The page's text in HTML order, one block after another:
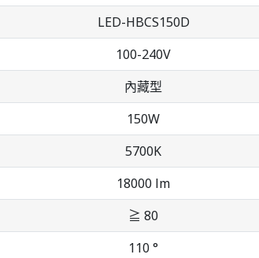
LED-HBCS150D
100-240V
內藏型
150W
5700K
18000 lm
≧ 80
110 °